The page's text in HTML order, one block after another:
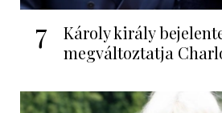
7
Károly király
megváltoztatja